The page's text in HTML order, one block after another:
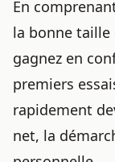
En
la bonne
gagnez en
premiers
rapidement
net, la